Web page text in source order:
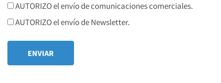
AUTORIZO el envío de comunicaciones comerciales.
AUTORIZO el envío de Newsletter.